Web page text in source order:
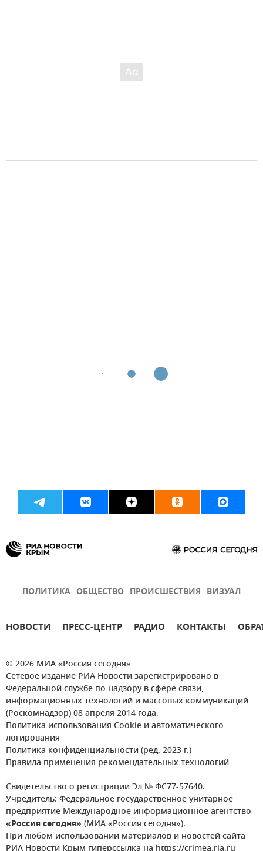
ПОЛИТИКА ОБЩЕСТВО ПРОИСШЕСТВИЯ ВИЗУАЛ
НОВОСТИ ПРЕСС-ЦЕНТР РАДИО КОНТАКТЫ
© 2026 МИА «Россия сегодня»
Сетевое издание РИА Новости зарегистрировано в
Федеральной службе по надзору в сфере связи,
информационных технологий и массовых коммуникаций
(Роскомнадзор) 08 апреля 2014 года.
Политика использования Cookie и автоматического
логирования
Политика конфиденциальности (ред. 2023 г.)
Правила применения рекомендательных технологий
Свидетельство о регистрации Эл № ФС77-57640.
Учредитель: Федеральное государственное унитарное
предприятие Международное информационное агентство
«Россия сегодня» (МИА «Россия сегодня»).
При любом использовании материалов и новостей сайта